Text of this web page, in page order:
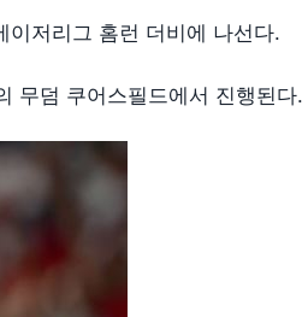
저리그 홈런 더비에 나선다.
무덤 쿠어스필드에서 진행된다.